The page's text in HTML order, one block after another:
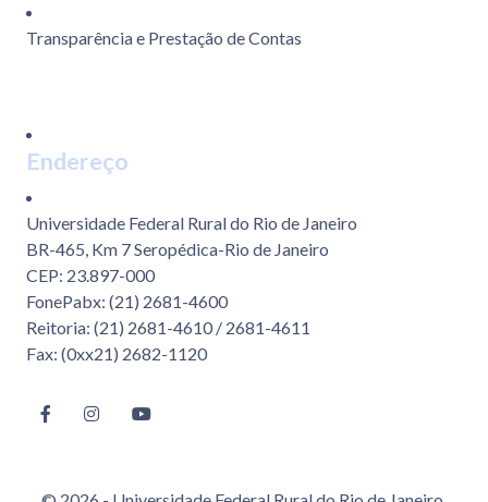
Transparência e Prestação de Contas
Endereço
Universidade Federal Rural do Rio de Janeiro
BR-465, Km 7 Seropédica-Rio de Janeiro
CEP: 23.897-000
FonePabx: (21) 2681-4600
Reitoria: (21) 2681-4610 / 2681-4611
Fax: (0xx21) 2682-1120